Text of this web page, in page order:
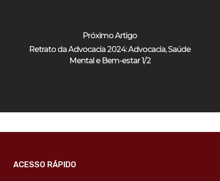
Próximo Artigo
Retrato da Advocacia 2024: Advocacia, Saúde
Mental e Bem-estar 1/2
ACESSO RÁPIDO